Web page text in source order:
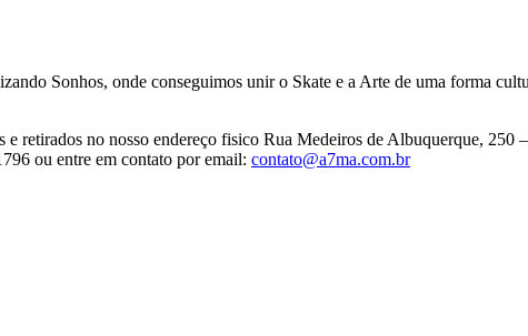
Sonhos, onde conseguimos unir o Skate e a Arte de uma forma
retirados no nosso endereço fisico Rua Medeiros de Albuquerque, 250
ou entre em contato por email: contato@a7ma.com.br